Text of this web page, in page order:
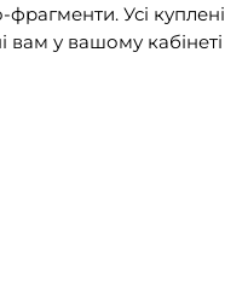
Усі куплені
вам у вашому кабінеті